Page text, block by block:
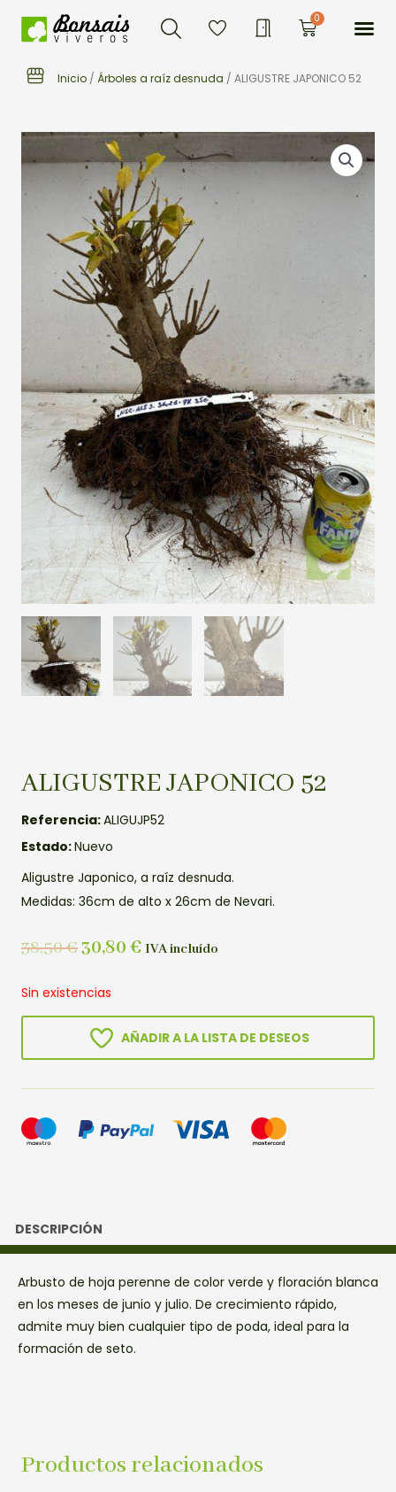
Buscar 0Carrito
Inicio / Árboles a raíz desnuda / ALIGUSTRE JAPONICO 52
ALIGUSTRE JAPONICO 52
Referencia:ALIGUJP52
Estado:Nuevo
Aligustre Japonico, a raíz desnuda.
Medidas: 36cm de alto x 26cm de Nevari.
38,50€30,80 € IVA incluído
Sin existencias
AÑADIR A LA LISTA DE DESEOS
DESCRIPCIÓN
Arbusto de hoja perenne de color verde y floración blanca
en los meses de junio y julio. De crecimiento rápido,
admite muy bien cualquier tipo de poda, ideal para la
formación de seto.
Productos relacionados